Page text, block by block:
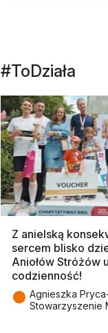
#ToDziała
Z anielską
sercem blisko
Aniołów Stróżów
codzienność!
● Agnieszka
Stowarzyszenie